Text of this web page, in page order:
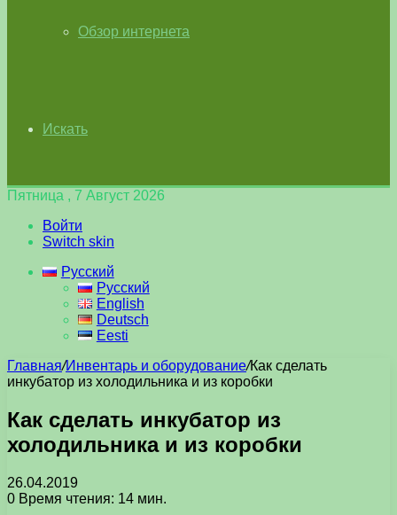
Обзор интернета
Искать
Пятница , 7 Август 2026
Войти
Switch skin
Русский
Русский
English
Deutsch
Eesti
Главная/Инвентарь и оборудование/Как сделать
инкубатор из холодильника и из коробки
Как сделать инкубатор из
холодильника и из коробки
26.04.2019
0 Время чтения: 14 мин.